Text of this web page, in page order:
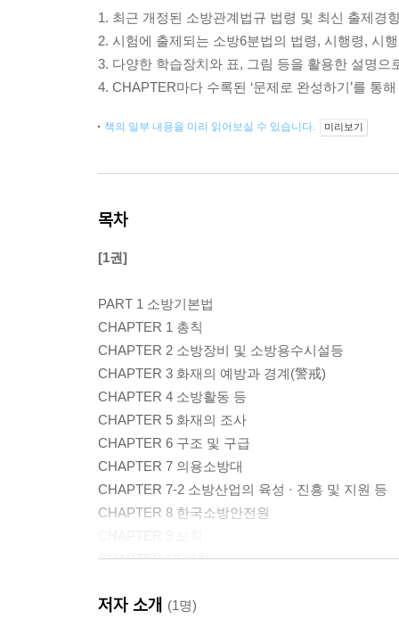
1. 최근 개정된 소방관계법규 법령 및 최신 출제경
2. 시험에 출제되는 소방6분법의 법령, 시행령, 시
3. 다양한 학습장치와 표, 그림 등을 활용한 설명
4. CHAPTER마다 수록된 ‘문제로 완성하기’를 통
책의 일부 내용을 미리 읽어보실 수 있습니다. 미리보기
목차
[1권]
PART 1 소방기본법
CHAPTER 1 총칙
CHAPTER 2 소방장비 및 소방용수시설등
CHAPTER 3 화재의 예방과 경계(警戒)
CHAPTER 4 소방활동 등
CHAPTER 5 화재의 조사
CHAPTER 6 구조 및 구급
CHAPTER 7 의용소방대
CHAPTER 7-2 소방산업의 육성 · 진흥 및 지원 등
CHAPTER 8 한국소방안전원
CHAPTER 10 벌칙
PART 2 소방시설 설치 및 관리에 관한 법률
저자 소개 (1명)